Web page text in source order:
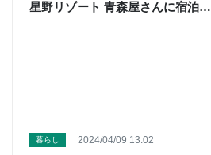
星野リゾート 青森屋さんに宿泊し
暮らし 2024/04/09 13:02